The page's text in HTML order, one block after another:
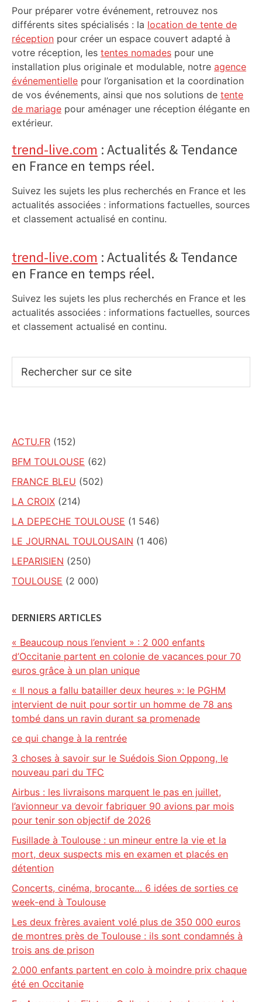
Pour préparer votre événement, retrouvez nos
différents sites spécialisés : la location de tente de
réception pour créer un espace couvert adapté à
votre réception, les tentes nomades pour une
installation plus originale et modulable, notre agence
événementielle pour l’organisation et la coordination
de vos événements, ainsi que nos solutions de tente
de mariage pour aménager une réception élégante en
extérieur.
trend-live.com : Actualités & Tendance
en France en temps réel.
Suivez les sujets les plus recherchés en France et les
actualités associées : informations factuelles, sources
et classement actualisé en continu.
trend-live.com : Actualités & Tendance
en France en temps réel.
Suivez les sujets les plus recherchés en France et les
actualités associées : informations factuelles, sources
et classement actualisé en continu.
sur
ACTU.FR (152)
BFM TOULOUSE (62)
FRANCE BLEU (502)
LA CROIX (214)
LA DEPECHE TOULOUSE (1 546)
LE JOURNAL TOULOUSAIN (1 406)
LEPARISIEN (250)
TOULOUSE (2 000)
DERNIERS ARTICLES
« Beaucoup nous l’envient » : 2 000 enfants
d’Occitanie partent en colonie de vacances pour 70
euros grâce à un plan unique
« Il nous a fallu batailler deux heures »: le PGHM
intervient de nuit pour sortir un homme de 78 ans
tombé dans un ravin durant sa promenade
ce qui change à la rentrée
3 choses à savoir sur le Suédois Sion Oppong, le
nouveau pari du TFC
Airbus : les livraisons marquent le pas en juillet,
l’avionneur va devoir fabriquer 90 avions par mois
pour tenir son objectif de 2026
Fusillade à Toulouse : un mineur entre la vie et la
mort, deux suspects mis en examen et placés en
détention
Concerts, cinéma, brocante… 6 idées de sorties ce
week-end à Toulouse
Les deux frères avaient volé plus de 350 000 euros
de montres près de Toulouse : ils sont condamnés à
trois ans de prison
2.000 enfants partent en colo à moindre prix chaque
été en Occitanie